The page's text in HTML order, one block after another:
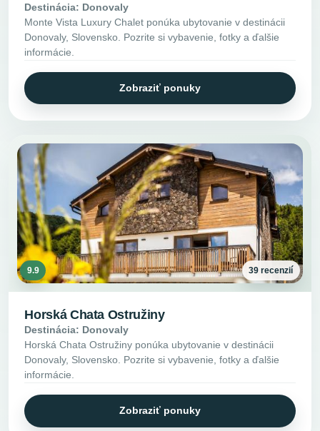
Destinácia: Donovaly
Monte Vista Luxury Chalet ponúka ubytovanie v destinácii
Donovaly, Slovensko. Pozrite si vybavenie, fotky a ďalšie
informácie.
Zobraziť ponuky
9.9 39 recenzií
Horská Chata Ostružiny
Destinácia: Donovaly
Horská Chata Ostružiny ponúka ubytovanie v destinácii
Donovaly, Slovensko. Pozrite si vybavenie, fotky a ďalšie
informácie.
Zobraziť ponuky